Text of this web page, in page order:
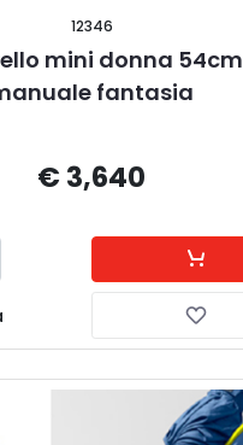
12346
mini donna 54cm
fantasia
€ 3,640